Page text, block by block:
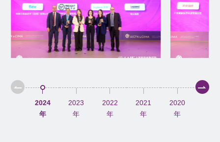
2024
年
2023
年
2022
年
2021
年
2020
年